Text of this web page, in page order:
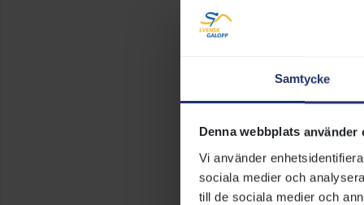
Samtycke
Denna webbplats använder
Vi använder
sociala medier och
till de sociala medier och
landet så att
Camilla
E-